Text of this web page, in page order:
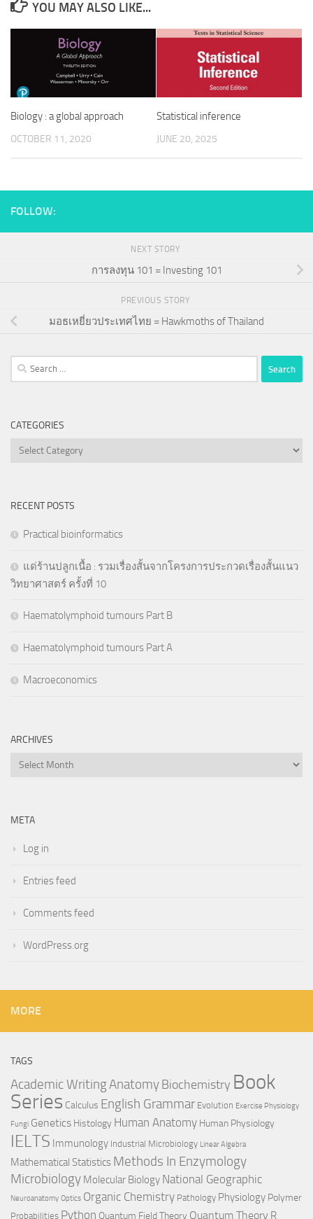
YOU MAY ALSO LIKE...
Biology : a global approach
OCTOBER 11, 2020
Statistical inference
JUNE 20, 2025
FOLLOW:
NEXT STORY
การลงทุน 101 = Investing 101
PREVIOUS STORY
มอธเหยี่ยวประเทศไทย = Hawkmoths of Thailand
Search
for:
CATEGORIES
Categories
RECENT POSTS
Practical bioinformatics
แด่ร้านปลูกเนื้อ : รวมเรื่องสั้นจากโครงการประกวดเรื่องสั้นแนว
วิทยาศาสตร์ ครั้งที่ 10
Haematolymphoid tumours Part B
Haematolymphoid tumours Part A
Macroeconomics
ARCHIVES
Archives
META
Log in
Entries feed
Comments feed
WordPress.org
MORE
TAGS
Academic WritingAnatomy Biochemistry Book
Series Calculus English Grammar Evolution Exercise Physiology
Fungi Genetics Histology Human Anatomy Human Physiology
IELTS Immunology Industrial Microbiology Linear Algebra
Mathematical Statistics Methods In Enzymology
Microbiology Molecular Biology National Geographic
Neuroanatomy Optics Organic Chemistry Pathology Physiology Polymer
Probabilities Python Quantum Field Theory Quantum Theory R